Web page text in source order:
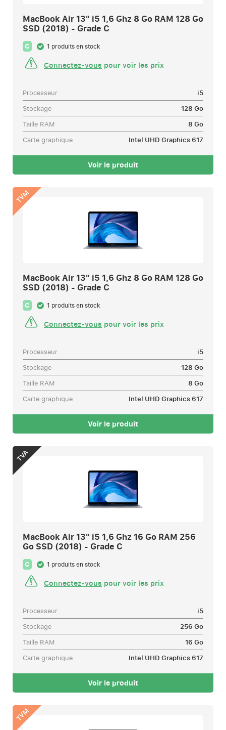
MacBook Air 13" i5 1,6 Ghz 8 Go RAM 128 Go
SSD (2018) - Grade C
C 1 produits en stock
Connectez-vous pour voir les prix
Processeur
i5
Stockage
128 Go
Taille RAM
8 Go
Carte graphique
Intel UHD Graphics 617
Voir le produit
TVM
MacBook Air 13" i5 1,6 Ghz 8 Go RAM 128 Go
SSD (2018) - Grade C
C 1 produits en stock
Connectez-vous pour voir les prix
Processeur
i5
Stockage
128 Go
Taille RAM
8 Go
Carte graphique
Intel UHD Graphics 617
Voir le produit
TVA
MacBook Air 13" i5 1,6 Ghz 16 Go RAM 256
Go SSD (2018) - Grade C
C 1 produits en stock
Connectez-vous pour voir les prix
Processeur
i5
Stockage
256 Go
Taille RAM
16 Go
Carte graphique
Intel UHD Graphics 617
Voir le produit
TVM